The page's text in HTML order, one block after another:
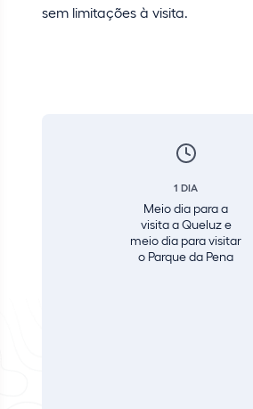
sem limitações à visita.
1 DIA
Meio dia para a
visita a Queluz e
meio dia para visitar
o Parque da Pena